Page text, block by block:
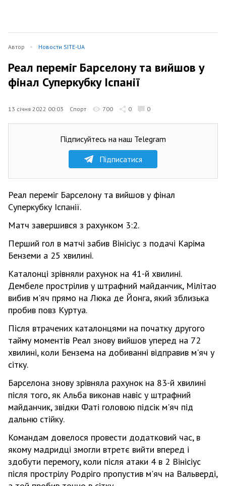
Автор Новости SITE-UA
Реал переміг Барселону та вийшов у
фінал Суперкубку Іспанії
13 січня 2022 00:03 Спорт 700 0 0
Підписуйтесь на наш Telegram
Підписатися
Реал переміг Барселону та вийшов у фінал
Суперкубку Іспанії.
Матч завершився з рахунком 3:2.
Перший гол в матчі забив Вінісіус з подачі Каріма
Бенземи а 25 хвилині.
Каталонці зрівняли рахунок на 41-й хвилині.
Дембеле прострілив у штрафний майданчик, Мілітао
вибив м'яч прямо на Люка де Йонга, який зблизька
пробив повз Куртуа.
Після втрачених каталонцями на початку другого
тайму моментів Реал знову вийшов уперед на 72
хвилині, коли Бензема на добиванні відправив м'яч у
сітку.
Барселона знову зрівняла рахунок на 83-й хвилині
після того, як Альба виконав навіс у штрафний
майданчик, звідки Фаті головою підсік м'яч під
дальню стійку.
Командам довелося провести додатковий час, в
якому мадридці змогли втретє вийти вперед і
здобути перемогу, коли після атаки 4 в 2 Вінісіус
після прострілу Родріго пропустив м'яч на Вальверді,